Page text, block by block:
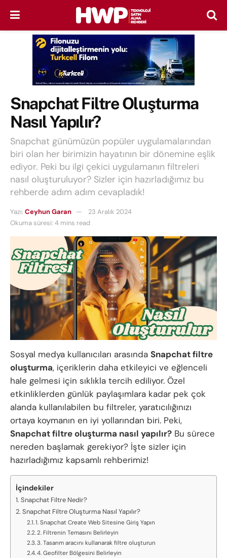
Snapchat Filtre Oluşturma
Nasıl Yapılır?
Snapchat günümüzün popüler uygulamalarından
biri olan her birimizin hayatının bir dönemine eşlik
ediyor. Peki bu ilgi çekici uygulamanın filtreleri
nasıl oluşturuluyor? Sizler için hazırladığımız bu
rehberde adım adım cevapladık!
Yazı: Ceyhun Garan
23 Aralık 2024
Okuma süresi: 4 mins read
Sosyal medya kullanıcıları arasında Snapchat filtre
oluşturma, içeriklerin daha etkileyici ve eğlenceli
hale gelmesi için sıklıkla tercih ediliyor. Özel
etkinliklerden günlük paylaşımlara kadar pek çok
alanda kullanılabilen bu filtreler, yaratıcılığınızı
ortaya koymanın en iyi yollarından biri. Peki,
Snapchat filtre oluşturma nasıl yapılır? Bu sürece
nereden başlamak gerekiyor? İşte sizler için
hazırladığımız kapsamlı rehberimiz!
İçindekiler
Snapchat Filtre Nedir?
Snapchat Filtre Oluşturma Nasıl Yapılır?
1. Snapchat Create Web Sitesine Giriş Yapın
2. Filtrenin Temasını Belirleyin
3. Tasarım aracını kullanarak filtre oluşturun
4. Geofilter Bölgesini Belirleyin